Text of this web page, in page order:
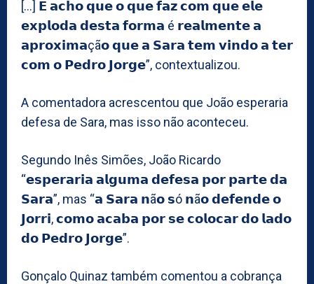
[…] 𝗘 𝗮𝗰𝗵𝗼 𝗾𝘂𝗲 𝗼 𝗾𝘂𝗲 𝗳𝗮𝘇 𝗰𝗼𝗺 𝗾𝘂𝗲 𝗲𝗹𝗲
𝗲𝘅𝗽𝗹𝗼𝗱𝗮 𝗱𝗲𝘀𝘁𝗮 𝗳𝗼𝗿𝗺𝗮 é 𝗿𝗲𝗮𝗹𝗺𝗲𝗻𝘁𝗲 𝗮
𝗮𝗽𝗿𝗼𝘅𝗶𝗺𝗮çã𝗼 𝗾𝘂𝗲 𝗮 𝗦𝗮𝗿𝗮 𝘁𝗲𝗺 𝘃𝗶𝗻𝗱𝗼 𝗮 𝘁𝗲𝗿
𝗰𝗼𝗺 𝗼 𝗣𝗲𝗱𝗿𝗼 𝗝𝗼𝗿𝗴𝗲”, contextualizou.
A comentadora acrescentou que João esperaria
defesa de Sara, mas isso não aconteceu.
Segundo Inês Simões, João Ricardo
“𝗲𝘀𝗽𝗲𝗿𝗮𝗿𝗶𝗮 𝗮𝗹𝗴𝘂𝗺𝗮 𝗱𝗲𝗳𝗲𝘀𝗮 𝗽𝗼𝗿 𝗽𝗮𝗿𝘁𝗲 𝗱𝗮
𝗦𝗮𝗿𝗮”, mas “𝗮 𝗦𝗮𝗿𝗮 𝗻ã𝗼 𝘀ó 𝗻ã𝗼 𝗱𝗲𝗳𝗲𝗻𝗱𝗲 𝗼
𝗝𝗼𝗿𝗿𝗶, 𝗰𝗼𝗺𝗼 𝗮𝗰𝗮𝗯𝗮 𝗽𝗼𝗿 𝘀𝗲 𝗰𝗼𝗹𝗼𝗰𝗮𝗿 𝗱𝗼 𝗹𝗮𝗱𝗼
𝗱𝗼 𝗣𝗲𝗱𝗿𝗼 𝗝𝗼𝗿𝗴𝗲”.
Gonçalo Quinaz também comentou a cobrança